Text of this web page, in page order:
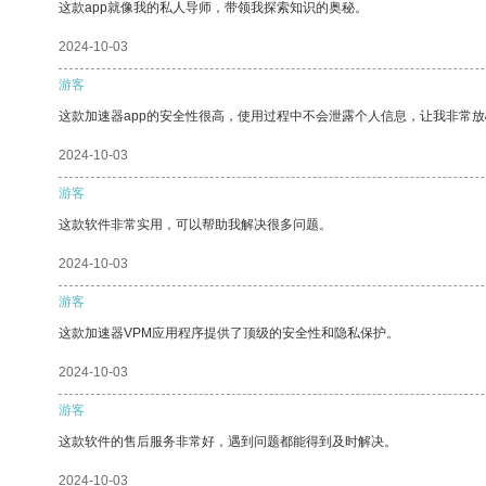
这款app就像我的私人导师，带领我探索知识的奥秘。
2024-10-03
游客
这款加速器app的安全性很高，使用过程中不会泄露个人信息，让我非常
2024-10-03
游客
这款软件非常实用，可以帮助我解决很多问题。
2024-10-03
游客
这款加速器VPM应用程序提供了顶级的安全性和隐私保护。
2024-10-03
游客
这款软件的售后服务非常好，遇到问题都能得到及时解决。
2024-10-03